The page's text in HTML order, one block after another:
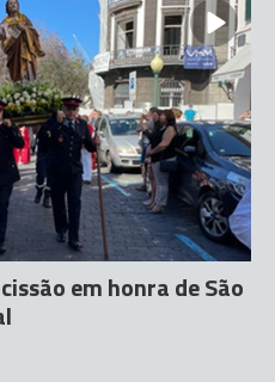
em honra de São